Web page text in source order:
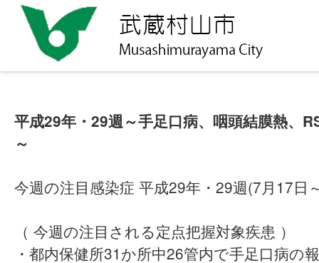
平成29年・29週～手足口病、咽頭結膜熱、
～
今週の注目感染症 平成29年・29週(7月17日
（ 今週の注目される定点把握対象疾患 ）
・都内保健所31か所中26管内で手足口病の